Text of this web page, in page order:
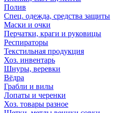
Полив
Спец. одежда, средства защиты
Маски и очки
Перчатки, краги и руковицы
Респираторы
Текстильная продукция
Хоз. инвентарь
Шнуры, веревки
Вёдра
Грабли и вилы
Лопаты и черенки
Хоз. товары разное